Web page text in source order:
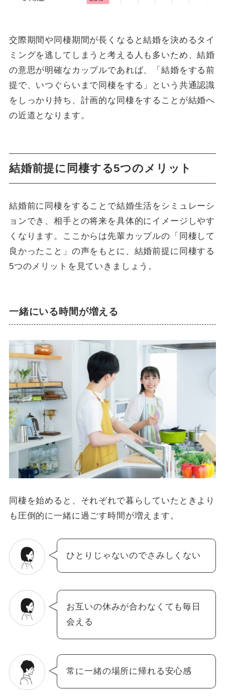
交際期間や同棲期間が長くなると結婚を決めるタイ
ミングを逃してしまうと考える人も多いため、結婚
の意思が明確なカップルであれば、「結婚をする前
提で、いつぐらいまで同棲をする」という共通認識
をしっかり持ち、計画的な同棲をすることが結婚へ
の近道となります。
結婚前提に同棲する5つのメリット
結婚前に同棲をすることで結婚生活をシミュレーシ
ョンでき、相手との将来を具体的にイメージしやす
くなります。ここからは先輩カップルの「同棲して
良かったこと」の声をもとに、結婚前提に同棲する
5つのメリットを見ていきましょう。
一緒にいる時間が増える
同棲を始めると、それぞれで暮らしていたときより
も圧倒的に一緒に過ごす時間が増えます。
ひとりじゃないのでさみしくない
お互いの休みが合わなくても毎日
会える
常に一緒の場所に帰れる安心感